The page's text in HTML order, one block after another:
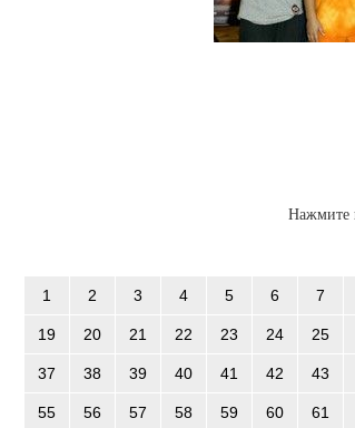
Нажмите
1 2 3 4 5 6 7
19 20 21 22 23 24 25
37 38 39 40 41 42 43
55 56 57 58 59 60 61